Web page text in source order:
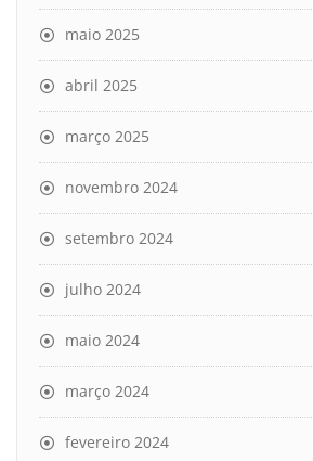
maio 2025
abril 2025
março 2025
novembro 2024
setembro 2024
julho 2024
maio 2024
março 2024
fevereiro 2024